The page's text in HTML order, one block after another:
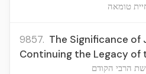
טומאה
9857. The Significance of
Continuing the Legacy of
הרבי הקודם